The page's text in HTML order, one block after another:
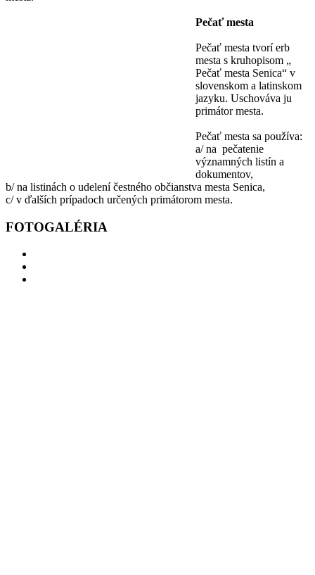
Pečať mesta
Pečať mesta tvorí erb
mesta s kruhopisom „
Pečať mesta Senica“ v
slovenskom a latinskom
jazyku. Uschováva ju
primátor mesta.
Pečať mesta sa používa:
a/ na pečatenie
významných listín a
dokumentov,
b/ na listinách o udelení čestného občianstva mesta Senica,
c/ v ďalších prípadoch určených primátorom mesta.
FOTOGALÉRIA